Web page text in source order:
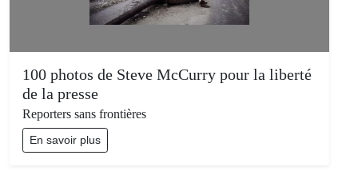
100 photos de Steve McCurry pour la liberté
de la presse
Reporters sans frontières
En savoir plus